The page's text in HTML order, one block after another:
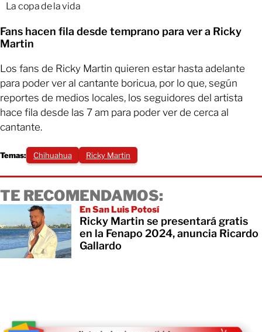
La copa de la vida
Fans hacen fila desde temprano para ver a Ricky
Martin
Los fans de Ricky Martin quieren estar hasta adelante
para poder ver al cantante boricua, por lo que, según
reportes de medios locales, los seguidores del artista
hace fila desde las 7 am para poder ver de cerca al
cantante.
Temas: Chihuahua Ricky Martin
TE RECOMENDAMOS:
En San Luis Potosí
Ricky Martin se presentará gratis
en la Fenapo 2024, anuncia Ricardo
Gallardo